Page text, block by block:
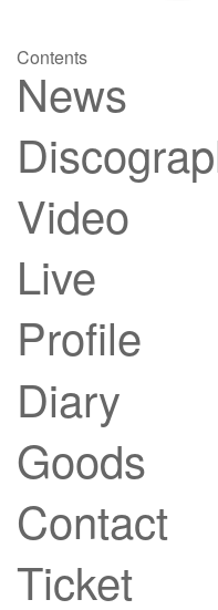
Contents
News
Video
Live
Profile
Diary
Goods
Contact
Ticket